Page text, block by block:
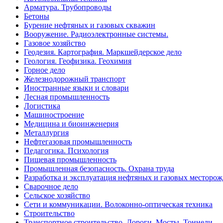
Арматура. Трубопроводы
Бетоны
Бурение нефтяных и газовых скважин
Вооружение. Радиоэлектронные системы.
Газовое хозяйство
Геодезия. Картография. Маркшейдерское дело
Геология. Геофизика. Геохимия
Горное дело
Железнодорожный транспорт
Иностранные языки и словари
Лесная промышленность
Логистика
Машиностроение
Медицина и биоинженерия
Металлургия
Нефтегазовая промышленность
Педагогика. Психология
Пищевая промышленность
Промышленная безопасность. Охрана труда
Разработка и эксплуатация нефтяных и газовых
Сварочное дело
Сельское хозяйство
Сети и коммуникации. Волоконно-оптическая техника
Строительство